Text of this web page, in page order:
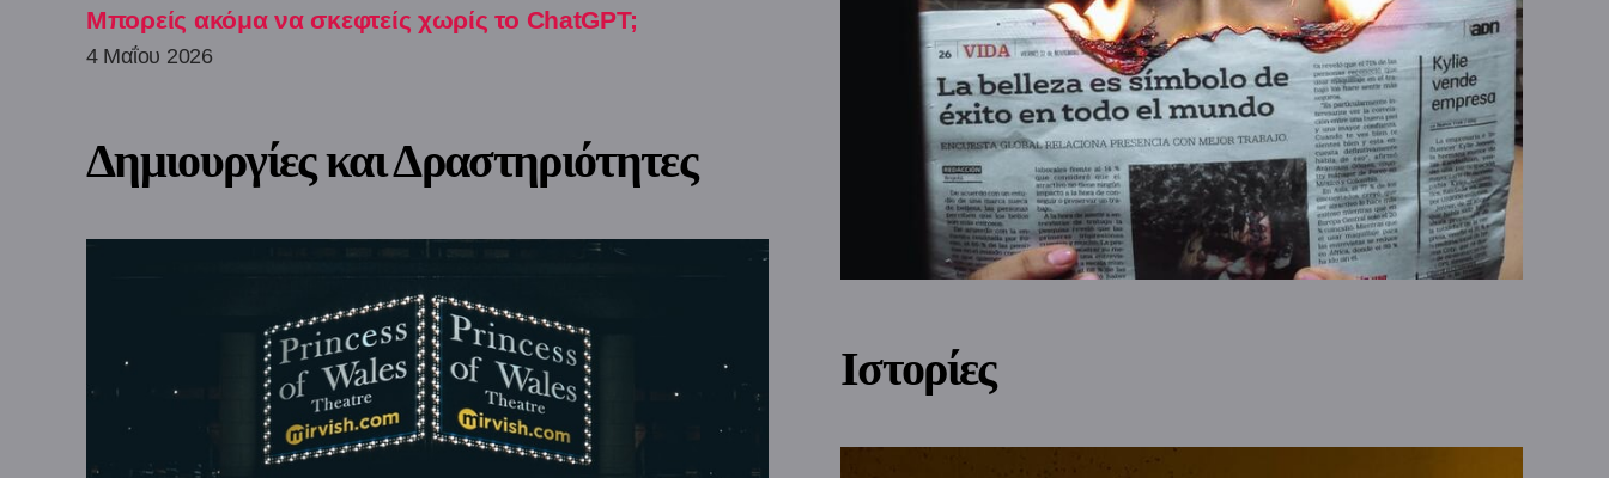
Μπορείς ακόμα να σκεφτείς χωρίς το ChatGPT;
4 Μαΐου 2026
Δημιουργίες και Δραστηριότητες
Ιστορίες